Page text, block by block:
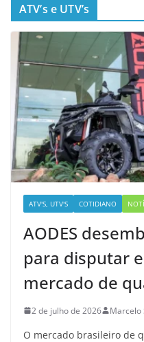
ATV’s e UTV’s
ATV'S, UTV'S COTIDIANO
AODES
para disputar
mercado de
2 de julho de 2026 Marcelo
O mercado brasileiro de